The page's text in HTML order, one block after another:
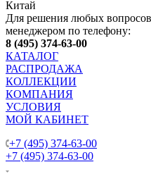
Китай
Для решения любых
менеджером по телефону:
8 (495) 374-63-00
КАТАЛОГ
РАСПРОДАЖА
КОЛЛЕКЦИИ
КОМПАНИЯ
УСЛОВИЯ
МОЙ КАБИНЕТ
+7 (495) 374-63-00
+7 (495) 374-63-00